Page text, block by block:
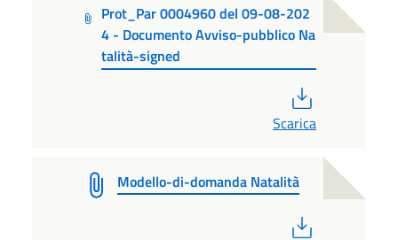
Prot_Par 0004960 del 09-08-202
4 - Documento Avviso-pubblico Na
talità-signed
Scarica
Modello-di-domanda Natalità